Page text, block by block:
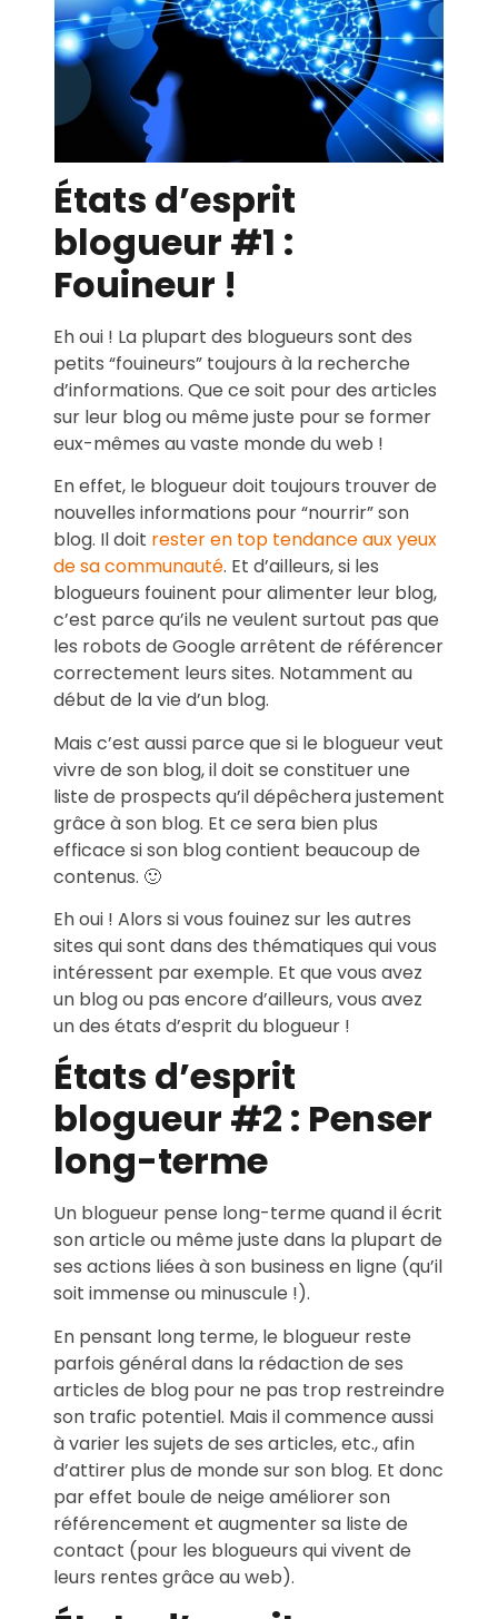
États d’esprit
blogueur #1 :
Fouineur !
Eh oui ! La plupart des blogueurs sont des
petits “fouineurs” toujours à la recherche
d’informations. Que ce soit pour des articles
sur leur blog ou même juste pour se former
eux-mêmes au vaste monde du web !
En effet, le blogueur doit toujours trouver de
nouvelles informations pour “nourrir” son
blog. Il doit rester en top tendance aux yeux
de sa communauté. Et d’ailleurs, si les
blogueurs fouinent pour alimenter leur blog,
c’est parce qu’ils ne veulent surtout pas que
les robots de Google arrêtent de référencer
correctement leurs sites. Notamment au
début de la vie d’un blog.
Mais c’est aussi parce que si le blogueur veut
vivre de son blog, il doit se constituer une
liste de prospects qu’il dépêchera justement
grâce à son blog. Et ce sera bien plus
efficace si son blog contient beaucoup de
contenus. 🙂
Eh oui ! Alors si vous fouinez sur les autres
sites qui sont dans des thématiques qui vous
intéressent par exemple. Et que vous avez
un blog ou pas encore d’ailleurs, vous avez
un des états d’esprit du blogueur !
États d’esprit
blogueur #2 : Penser
long-terme
Un blogueur pense long-terme quand il écrit
son article ou même juste dans la plupart de
ses actions liées à son business en ligne (qu’il
soit immense ou minuscule !).
En pensant long terme, le blogueur reste
parfois général dans la rédaction de ses
articles de blog pour ne pas trop restreindre
son trafic potentiel. Mais il commence aussi
à varier les sujets de ses articles, etc., afin
d’attirer plus de monde sur son blog. Et donc
par effet boule de neige améliorer son
référencement et augmenter sa liste de
contact (pour les blogueurs qui vivent de
leurs rentes grâce au web).